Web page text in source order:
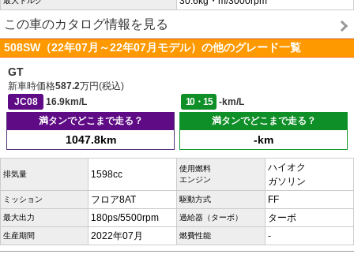
この車のカタログ情報を見る
508SW（22年07月～22年07月モデル）の他のグレード一覧
GT
新車時価格587.2万円(税込)
JC08
16.9km/L 10・15
-km/L
満タンでどこまで走る？
1047.8km
満タンでどこまで走る？
-km
排気量 1598cc
使用燃料
エンジン
ハイオク
ガソリン
ミッション フロア8AT 駆動方式 FF
最大出力 180ps/5500rpm 過給器（ターボ） ターボ
生産期間 2022年07月 燃費性能 -